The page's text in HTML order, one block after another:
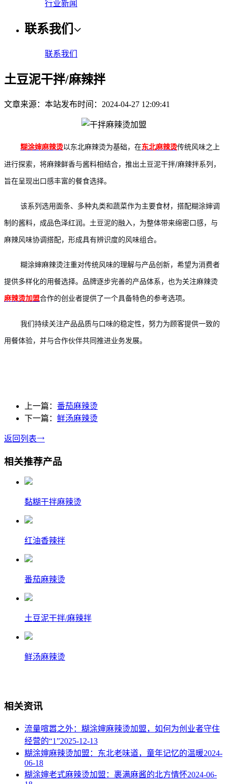
行业新闻
联系我们
联系我们
土豆泥干拌/麻辣拌
文章来源：本站发布时间：2024-04-27 12:09:41
糊涂婶麻辣烫以东北麻辣烫为基础，在东北麻辣烫传统风味之上
进行探索，将麻辣鲜香与酱料相结合，推出土豆泥干拌/麻辣拌系列，
旨在呈现出口感丰富的餐食选择。
该系列选用面条、多种丸类和蔬菜作为主要食材，搭配糊涂婶调
制的酱料，成品色泽红润。土豆泥的融入，为整体带来绵密口感，与
麻辣风味协调搭配，形成具有辨识度的风味组合。
糊涂婶麻辣烫注重对传统风味的理解与产品创新，希望为消费者
提供多样化的用餐选择。品牌逐步完善的产品体系，也为关注麻辣烫
麻辣烫加盟合作的创业者提供了一个具备特色的参考选项。
我们持续关注产品品质与口味的稳定性，努力为顾客提供一致的
用餐体验，并与合作伙伴共同推进业务发展。
上一篇： 番茄麻辣烫
下一篇： 鲜汤麻辣烫
返回列表
相关推荐产品
黏糊干拌麻辣烫
红油香辣拌
番茄麻辣烫
土豆泥干拌/麻辣拌
鲜汤麻辣烫
相关资讯
流量喧嚣之外：糊涂婶麻辣烫加盟，如何为创业者守住
经营的“1”2025-12-13
糊涂婶麻辣烫加盟：东北老味道，童年记忆的温暖2024-
06-18
糊涂婶老式麻辣烫加盟：裹满麻酱的北方情怀2024-06-